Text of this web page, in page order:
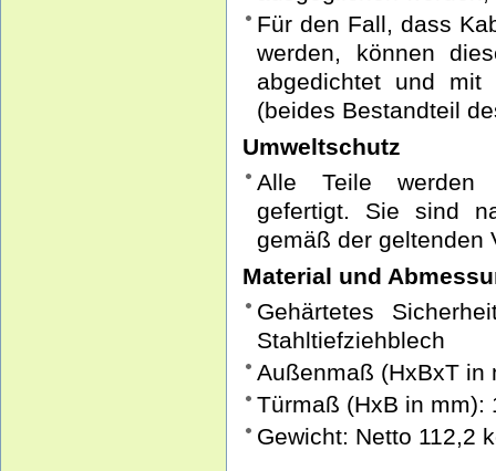
Für den Fall, dass
werden, können
abgedichtet und mit
(beides Bestandteil
Umweltschutz
Alle Teile werden
gefertigt. Sie sind
gemäß der geltenden
Material und
Gehärtetes
Stahltiefziehblech
Außenmaß (HxBxT in
Türmaß (HxB in mm):
Gewicht: Netto 112,2